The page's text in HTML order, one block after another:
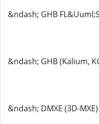
&ndash; GHB
&ndash; GHB (Kalium,
&ndash; DMXE (3D-